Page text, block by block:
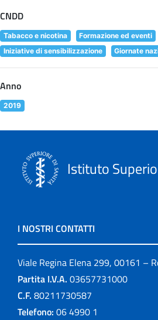
CNDD
Tabacco e nicotina
Formazione ed eventi
Iniziative di sensibilizzazione
Giornate
Anno
2019
Istituto
I NOSTRI CONTATTI
Viale Regina Elena 299, 00161 –
Partita I.V.A. 03657731000
C.F. 80211730587
Telefono: 06 4990 1